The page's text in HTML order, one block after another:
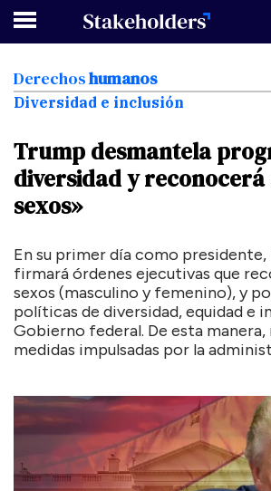
Derechoshumanos
Diversidad e inclusión
Trump desmantela
diversidady reconocerá
sexos»
En su primer día como presidente,
firmará órdenes ejecutivas que
sexos (masculino y femenino), y
políticas de diversidad, equidad e
Gobierno federal. De esta
medidas impulsadas por la